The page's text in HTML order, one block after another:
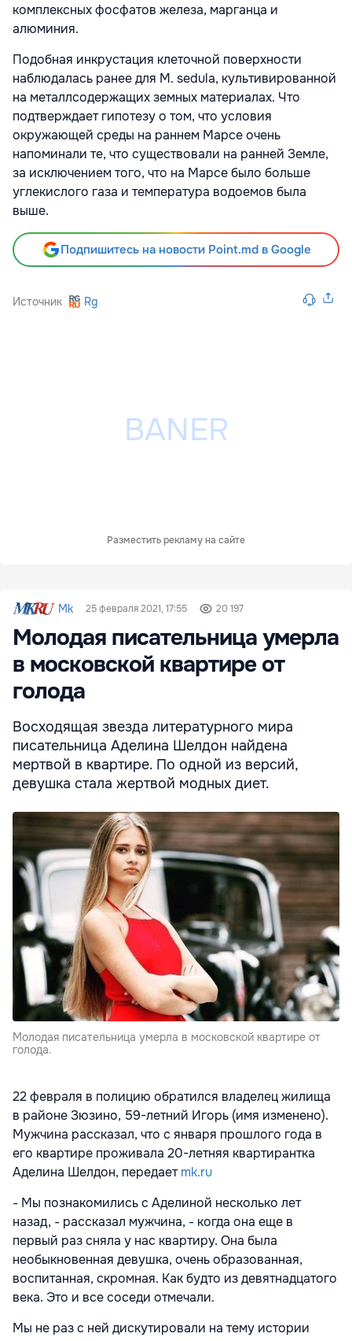
комплексных фосфатов железа, марганца и
алюминия.
Подобная инкрустация клеточной поверхности
наблюдалась ранее для M. sedula, культивированной
на металлсодержащих земных материалах. Что
подтверждает гипотезу о том, что условия
окружающей среды на раннем Марсе очень
напоминали те, что существовали на ранней Земле,
за исключением того, что на Марсе было больше
углекислого газа и температура водоемов была
выше.
Подпишитесь на новости Point.md в Google
Источник Rg
Разместить рекламу на сайте
Mk 25 февраля 2021, 17:55 20 197
Молодая писательница умерла
в московской квартире от
голода
Восходящая звезда литературного мира
писательница Аделина Шелдон найдена
мертвой в квартире. По одной из версий,
девушка стала жертвой модных диет.
Молодая писательница умерла в московской квартире от
голода.
22 февраля в полицию обратился владелец жилища
в районе Зюзино, 59-летний Игорь (имя изменено).
Мужчина рассказал, что с января прошлого года в
его квартире проживала 20-летняя квартирантка
Аделина Шелдон, передаетmk.ru
- Мы познакомились с Аделиной несколько лет
назад, - рассказал мужчина, - когда она еще в
первый раз сняла у нас квартиру. Она была
необыкновенная девушка, очень образованная,
воспитанная, скромная. Как будто из девятнадцатого
века. Это и все соседи отмечали.
Мы не раз с ней дискутировали на тему истории